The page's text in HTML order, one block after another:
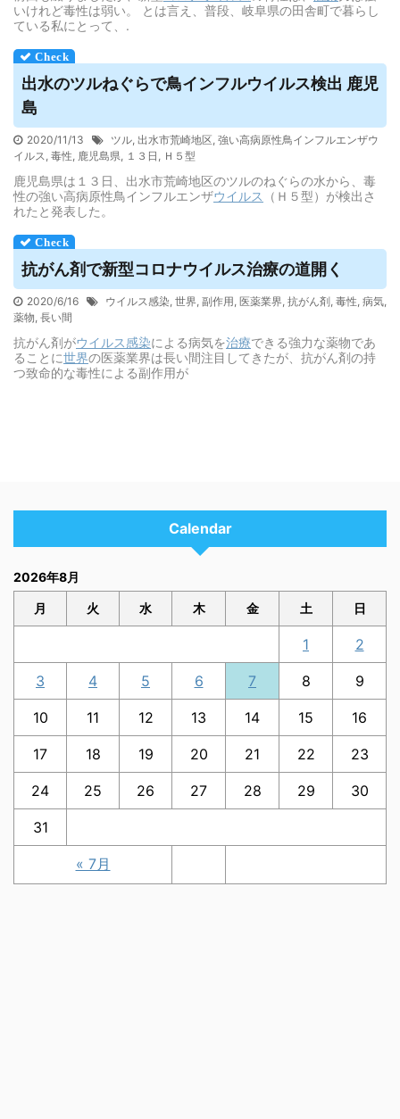
いけれど毒性は弱い。 とは言え、普段、岐阜県の田舎町で暮らし
ている私にとって、.
出水のツルねぐらで鳥インフルウイルス検出 鹿児
島
2020/11/13 ツル, 出水市荒崎地区, 強い高病原性鳥インフルエンザウ
イルス, 毒性, 鹿児島県, １３日 , Ｈ５型
鹿児島県は１３日、出水市荒崎地区のツルのねぐらの水から、毒
性の強い高病原性鳥インフルエンザウイルス
（Ｈ５型）が検出さ
れたと発表した。
抗がん剤で新型コロナウイルス治療の道開く
2020/6/16 ウイルス感染, 世界, 副作用, 医薬業界, 抗がん剤, 毒性, 病気,
薬物, 長い間
抗がん剤がウイルス感染による病気を治療できる強力な薬物であ
ることに世界の医薬業界は長い間注目してきたが、抗がん剤の持
つ致命的な毒性による副作用が
Calendar
2026年8月
月 火 水 木 金 土 日
« 7月
1 2
3 4 5 6 7 8 9
10 11 12 13 14 15 16
17 18 19 20 21 22 23
24 25 26 27 28 29 30
31